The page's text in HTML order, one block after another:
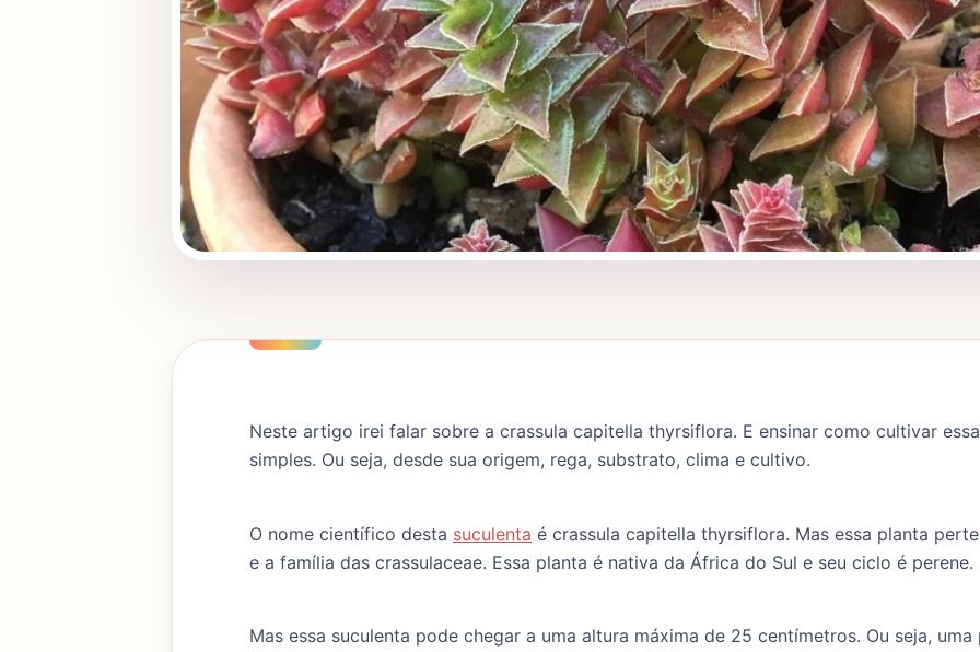
Neste artigo irei falar sobre a crassula capitella thyrsiflora. E ensinar como cultivar
simples. Ou seja, desde sua origem, rega, substrato, clima e cultivo.
O nome científico desta suculenta é crassula capitella thyrsiflora. Mas essa planta
e a família das crassulaceae. Essa planta é nativa da África do Sul e seu ciclo é perene.
Mas essa suculenta pode chegar a uma altura máxima de 25 centímetros. Ou seja,